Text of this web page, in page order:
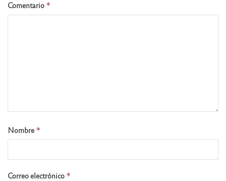
Comentario *
Nombre *
Correo electrónico *